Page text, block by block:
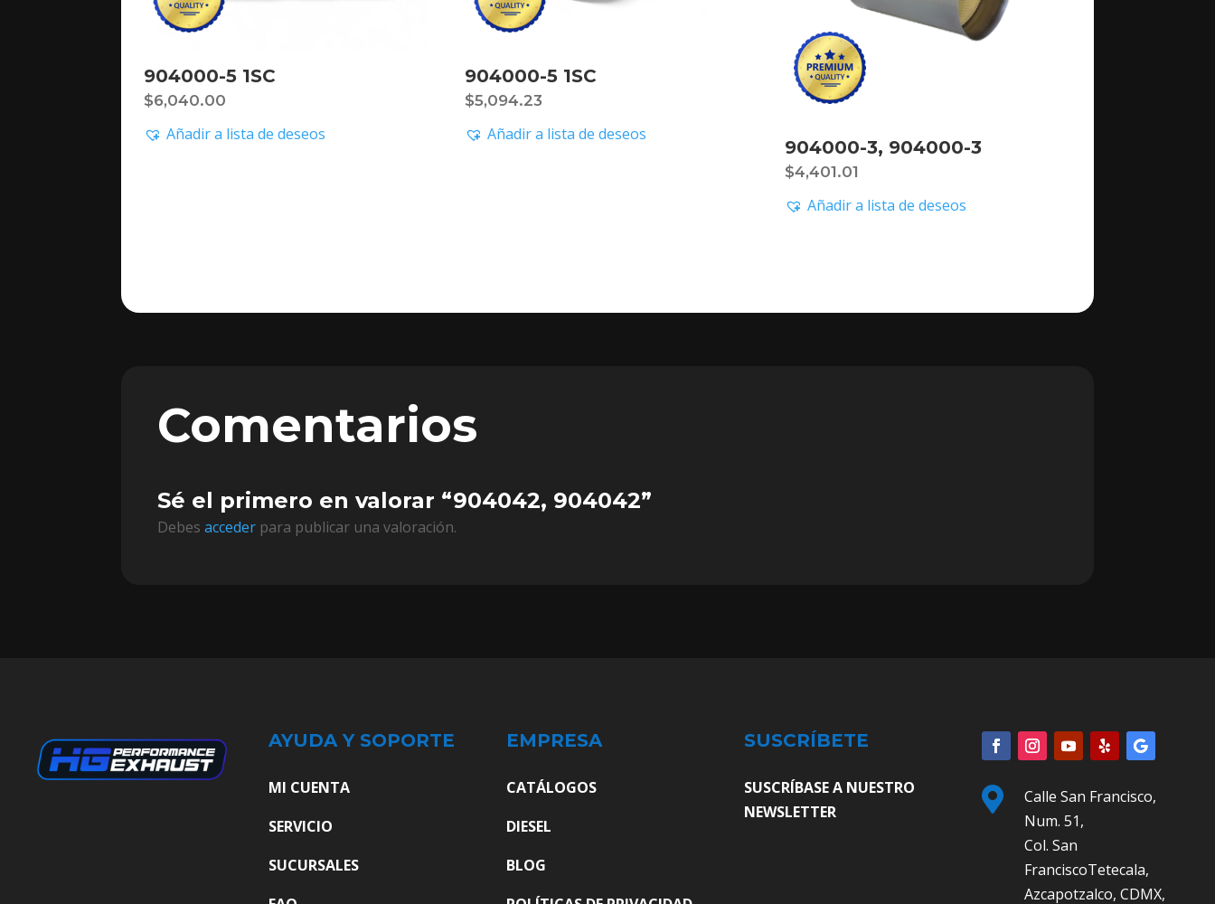
904000-5 1SC
$6,040.00
Añadir a lista de deseos
904000-5 1SC
$5,094.23
Añadir a lista de deseos
904000-3, 904000-3
$4,401.01
Añadir a lista de deseos
Comentarios
Sé el primero en valorar “904042, 904042”
Debesacceder para publicar una valoración.
AYUDA Y SOPORTE
MI CUENTA
SERVICIO
SUCURSALES
EMPRESA
CATÁLOGOS
DIESEL
BLOG
SUSCRÍBETE
SUSCRÍBASE A NUESTRO
NEWSLETTER

Calle San Francisco,
Num. 51,
Col. San
FranciscoTetecala,
Azcapotzalco, CDMX,